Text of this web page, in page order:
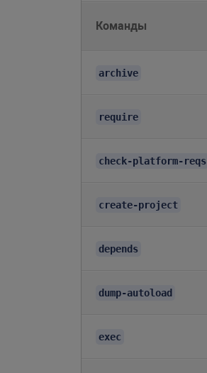
Команды
archive
require
check-platform-reqs
create-project
depends
dump-autoload
exec